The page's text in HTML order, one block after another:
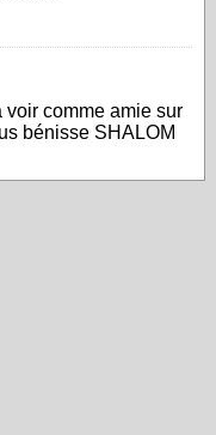
voir comme amie sur
bénisse SHALOM